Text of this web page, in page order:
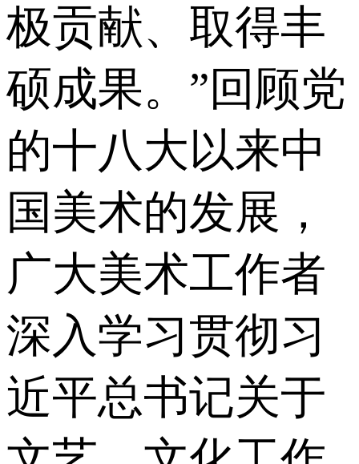
极贡献、取得丰
硕成果。”回顾党
的十八大以来中
国美术的发展，
广大美术工作者
深入学习贯彻习
近平总书记关于